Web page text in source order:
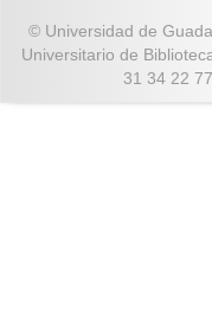
© Universidad de
Universitario de
31 34 22